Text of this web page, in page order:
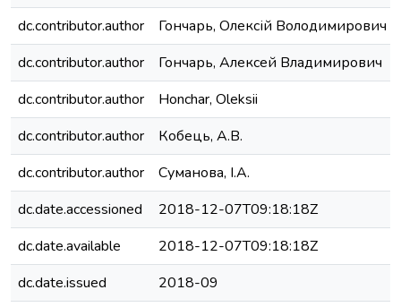
dc.contributor.author
Гончарь, Олексій Володимирович
dc.contributor.author
Гончарь, Алексей Владимирович
dc.contributor.author
Honchar, Oleksii
dc.contributor.author
Кобець, А.В.
dc.contributor.author
Суманова, І.А.
dc.date.accessioned
2018-12-07T09:18:18Z
dc.date.available
2018-12-07T09:18:18Z
dc.date.issued
2018-09